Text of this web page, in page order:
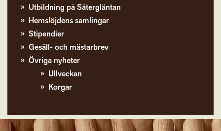
Utbildning på Sätergläntan
Hemslöjdens samlingar
Stipendier
Gesäll- och mästarbrev
Övriga nyheter
Ullveckan
Korgar